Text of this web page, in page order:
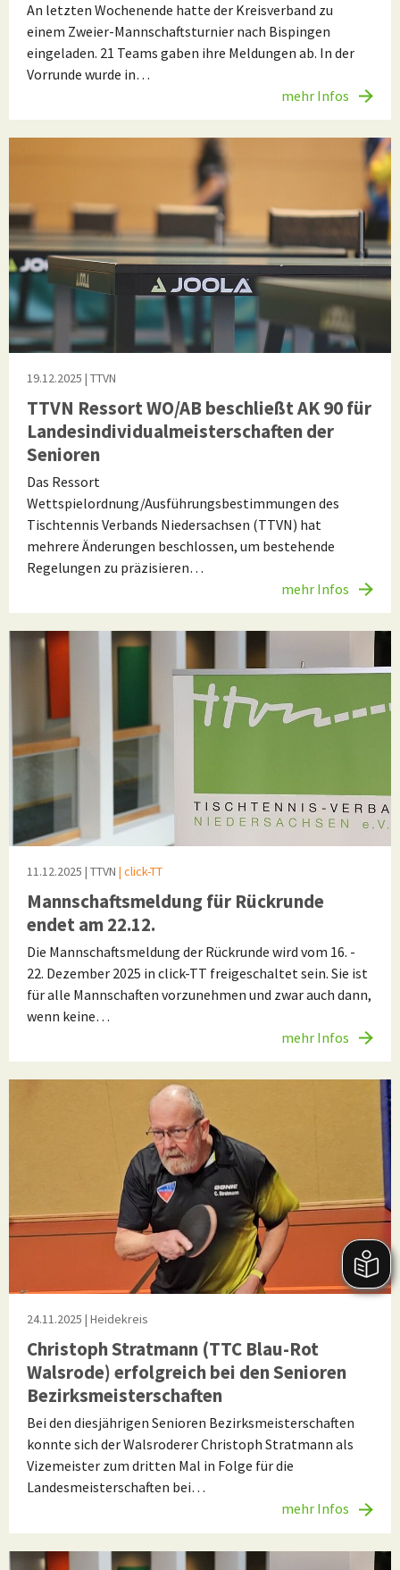
An letzten Wochenende hatte der Kreisverband zu
einem Zweier-Mannschaftsturnier nach Bispingen
eingeladen. 21 Teams gaben ihre Meldungen ab. In der
Vorrunde wurde in…
mehr Infos
19.12.2025 | TTVN
TTVN Ressort WO/AB beschließt AK 90 für
Landesindividualmeisterschaften der
Senioren
Das Ressort
Wettspielordnung/Ausführungsbestimmungen des
Tischtennis Verbands Niedersachsen (TTVN) hat
mehrere Änderungen beschlossen, um bestehende
Regelungen zu präzisieren…
mehr Infos
11.12.2025 | TTVN | click-TT
Mannschaftsmeldung für Rückrunde
endet am 22.12.
Die Mannschaftsmeldung der Rückrunde wird vom 16. -
22. Dezember 2025 in click-TT freigeschaltet sein. Sie ist
für alle Mannschaften vorzunehmen und zwar auch dann,
wenn keine…
mehr Infos
24.11.2025 | Heidekreis
Christoph Stratmann (TTC Blau-Rot
Walsrode) erfolgreich bei den Senioren
Bezirksmeisterschaften
Bei den diesjährigen Senioren Bezirksmeisterschaften
konnte sich der Walsroderer Christoph Stratmann als
Vizemeister zum dritten Mal in Folge für die
Landesmeisterschaften bei…
mehr Infos